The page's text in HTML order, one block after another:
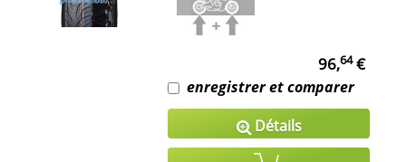
96,64€
enregistrer et comparer
Détails